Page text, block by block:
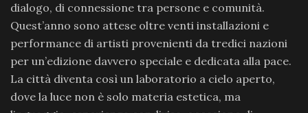
dialogo, di connessione tra persone e comunità.
Quest’anno sono attese oltre venti installazioni e
performance di artisti provenienti da tredici nazioni
per un’edizione davvero speciale e dedicata alla pace.
La città diventa così un laboratorio a cielo aperto,
dove la luce non è solo materia estetica, ma